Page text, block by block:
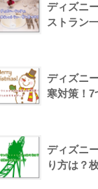
ディズニ
ストラン
ディズニ
寒対策！7
ディズニ
り方は？